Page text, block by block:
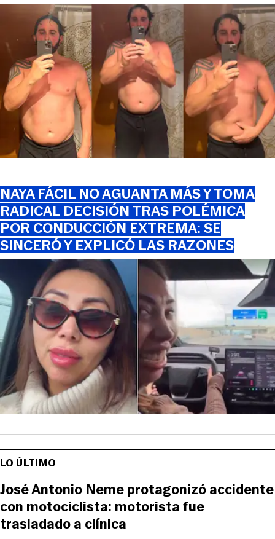
NAYA FÁCIL NO AGUANTA MÁS Y TOMA
RADICAL DECISIÓN TRAS POLÉMICA
POR CONDUCCIÓN EXTREMA: SE
SINCERÓ Y EXPLICÓ LAS RAZONES
LO ÚLTIMO
José Antonio Neme protagonizó accidente
con motociclista: motorista fue
trasladado a clínica